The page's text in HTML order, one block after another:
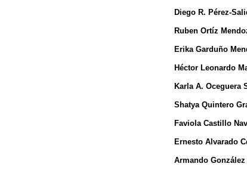
Diego R. Pérez-
Ruben Ortíz
Erika Garduño
Héctor Leonardo
Karla A. Oceguera
Shatya Quintero
Faviola Castillo
Ernesto Alvarado
Armando González